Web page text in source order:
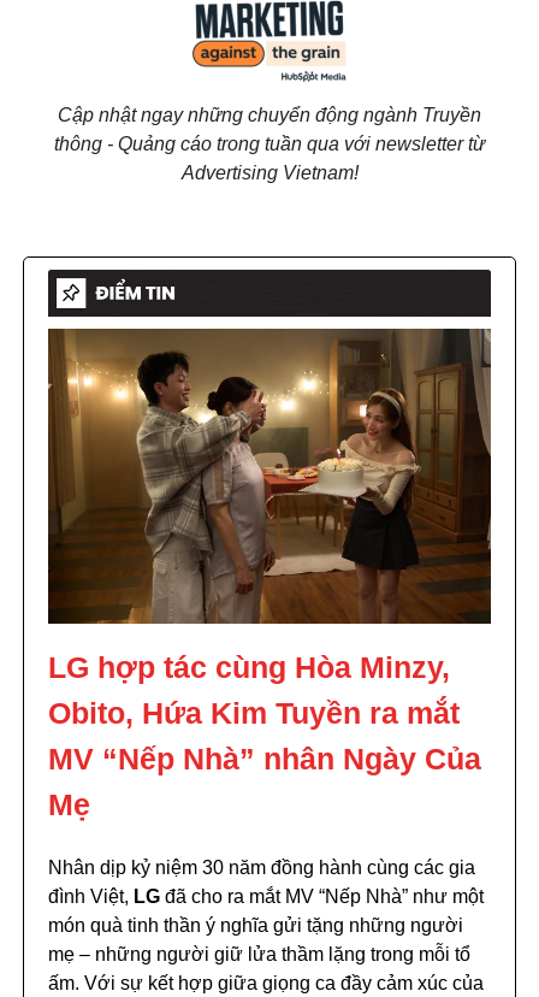
Cập nhật ngay những chuyển động ngành Truyền
thông - Quảng cáo trong tuần qua với newsletter từ
Advertising Vietnam!
LG hợp tác cùng Hòa Minzy,
Obito, Hứa Kim Tuyền ra mắt
MV “Nếp Nhà” nhân Ngày Của
Mẹ
Nhân dịp kỷ niệm 30 năm đồng hành cùng các gia
đình Việt, LG đã cho ra mắt MV “Nếp Nhà” như một
món quà tinh thần ý nghĩa gửi tặng những người
mẹ – những người giữ lửa thầm lặng trong mỗi tổ
ấm. Với sự kết hợp giữa giọng ca đầy cảm xúc của